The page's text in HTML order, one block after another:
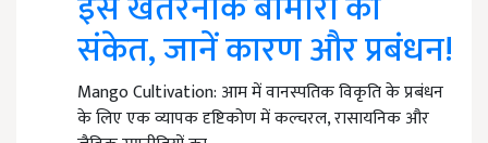
संकेत, जानें कारण और प्रबंधन!
Mango Cultivation: आम में वानस्पतिक विकृति के प्रबंधन
के लिए एक व्यापक दृष्टिकोण में कल्चरल, रासायनिक और